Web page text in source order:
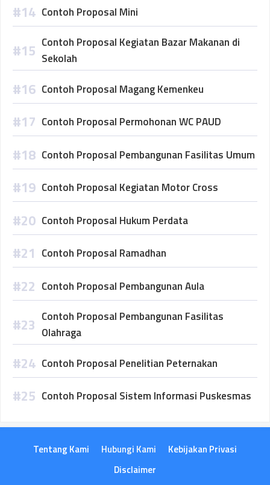
Contoh Proposal Mini
Contoh Proposal Kegiatan Bazar Makanan di
Sekolah
Contoh Proposal Magang Kemenkeu
Contoh Proposal Permohonan WC PAUD
Contoh Proposal Pembangunan Fasilitas Umum
Contoh Proposal Kegiatan Motor Cross
Contoh Proposal Hukum Perdata
Contoh Proposal Ramadhan
Contoh Proposal Pembangunan Aula
Contoh Proposal Pembangunan Fasilitas
Olahraga
Contoh Proposal Penelitian Peternakan
Contoh Proposal Sistem Informasi Puskesmas
Tentang Kami Hubungi Kami
Kebijakan Privasi
Disclaimer